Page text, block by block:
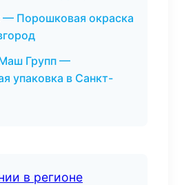
Порошковая окраска
Групп —
упаковка в Санкт-
в регионе